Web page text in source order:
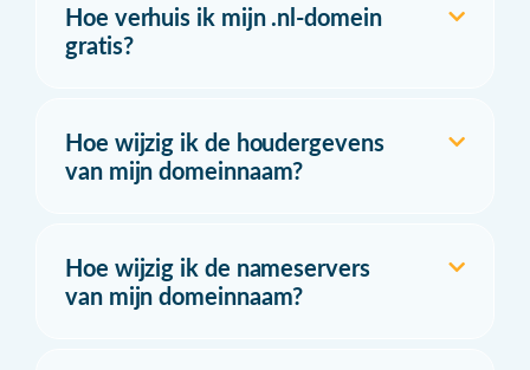
Hoe verhuis ik mijn .nl-domein
gratis?
Hoe wijzig ik de houdergevens
van mijn domeinnaam?
Hoe wijzig ik de nameservers
van mijn domeinnaam?